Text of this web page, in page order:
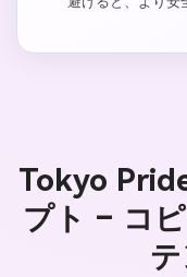
Tokyo
プト – コ